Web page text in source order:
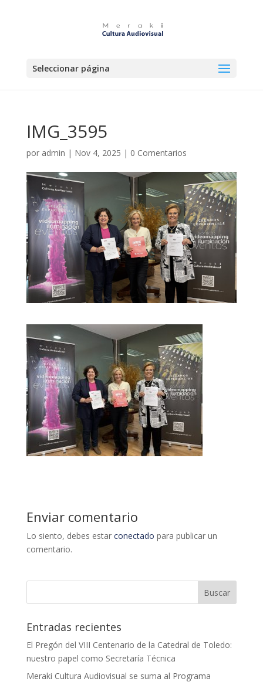
Seleccionar página
IMG_3595
por admin | Nov 4, 2025 | 0 Comentarios
Enviar comentario
Lo siento, debes estar conectado para publicar un
comentario.
Entradas recientes
El Pregón del VIII Centenario de la Catedral de Toledo:
nuestro papel como Secretaría Técnica
Meraki Cultura Audiovisual se suma al Programa